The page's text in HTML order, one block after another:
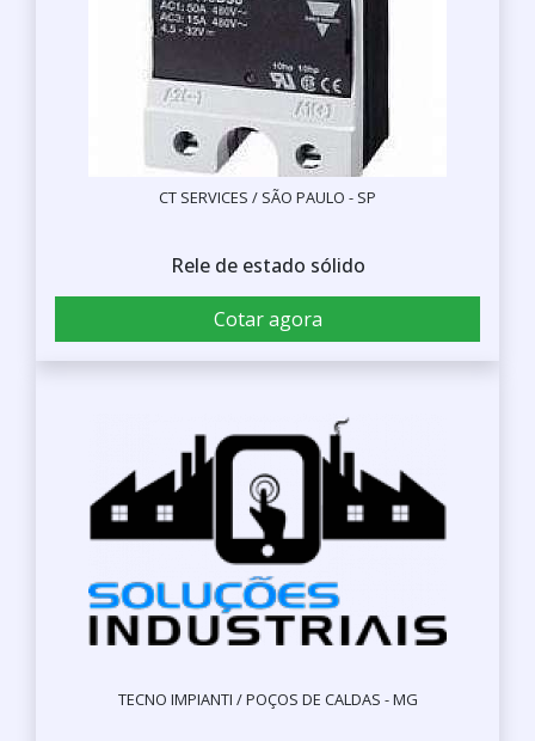
CT SERVICES / SÃO PAULO - SP
Rele de estado sólido
Cotar agora
TECNO IMPIANTI / POÇOS DE CALDAS - MG